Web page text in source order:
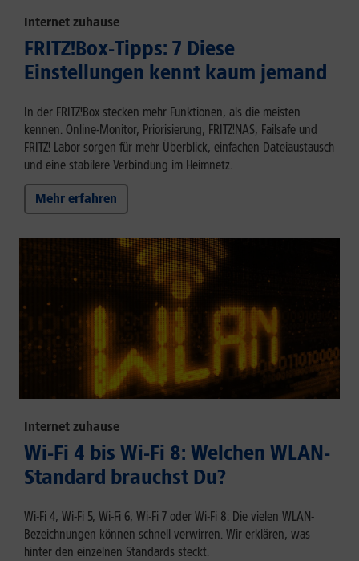
Internet zuhause
FRITZ!Box-Tipps: 7 Diese
Einstellungen kennt kaum jemand
In der FRITZ!Box stecken mehr Funktionen, als die meisten
kennen. Online-Monitor, Priorisierung, FRITZ!NAS, Failsafe und
FRITZ! Labor sorgen für mehr Überblick, einfachen Dateiaustausch
und eine stabilere Verbindung im Heimnetz.
Mehr erfahren
Internet zuhause
Wi-Fi 4 bis Wi-Fi 8: Welchen WLAN-
Standard brauchst Du?
Wi-Fi 4, Wi-Fi 5, Wi-Fi 6, Wi-Fi 7 oder Wi-Fi 8: Die vielen WLAN-
Bezeichnungen können schnell verwirren. Wir erklären, was
hinter den einzelnen Standards steckt.